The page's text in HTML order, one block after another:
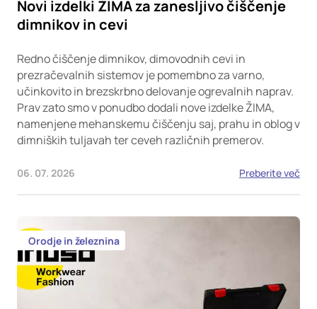
Novi izdelki ŽIMA za zanesljivo čiščenje
dimnikov in cevi
Redno čiščenje dimnikov, dimovodnih cevi in
prezračevalnih sistemov je pomembno za varno,
učinkovito in brezskrbno delovanje ogrevalnih naprav.
Prav zato smo v ponudbo dodali nove izdelke ŽIMA,
namenjene mehanskemu čiščenju saj, prahu in oblog v
dimniških tuljavah ter ceveh različnih premerov.
06. 07. 2026 Preberite več
Orodje in železnina